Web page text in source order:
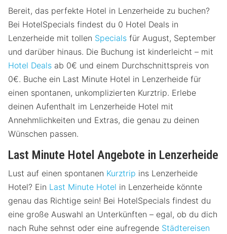
Bereit, das perfekte Hotel in Lenzerheide zu buchen?
Bei HotelSpecials findest du 0 Hotel Deals in
Lenzerheide mit tollen Specials für August, September
und darüber hinaus. Die Buchung ist kinderleicht – mit
Hotel Deals ab 0€ und einem Durchschnittspreis von
0€. Buche ein Last Minute Hotel in Lenzerheide für
einen spontanen, unkomplizierten Kurztrip. Erlebe
deinen Aufenthalt im Lenzerheide Hotel mit
Annehmlichkeiten und Extras, die genau zu deinen
Wünschen passen.
Last Minute Hotel Angebote in Lenzerheide
Lust auf einen spontanen Kurztrip ins Lenzerheide
Hotel? Ein Last Minute Hotel in Lenzerheide könnte
genau das Richtige sein! Bei HotelSpecials findest du
eine große Auswahl an Unterkünften – egal, ob du dich
nach Ruhe sehnst oder eine aufregende Städtereisen